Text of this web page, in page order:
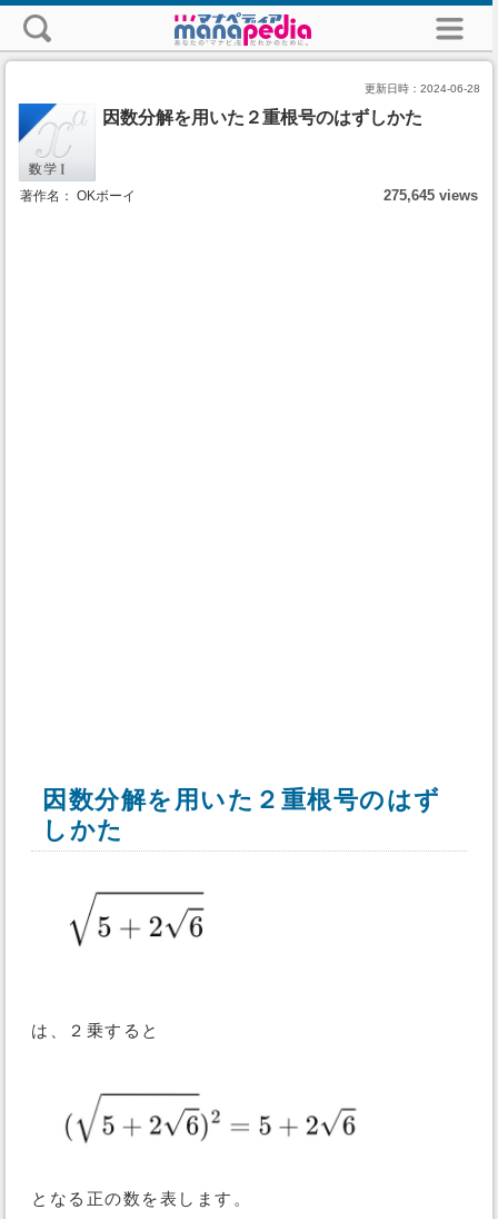
更新日時： 2024-06-28
因数分解を用いた２重根号のはずしかた
著作名： OKボーイ 275,645 views
因数分解を用いた２重根号のはず
しかた
は、２乗すると
となる正の数を表します。